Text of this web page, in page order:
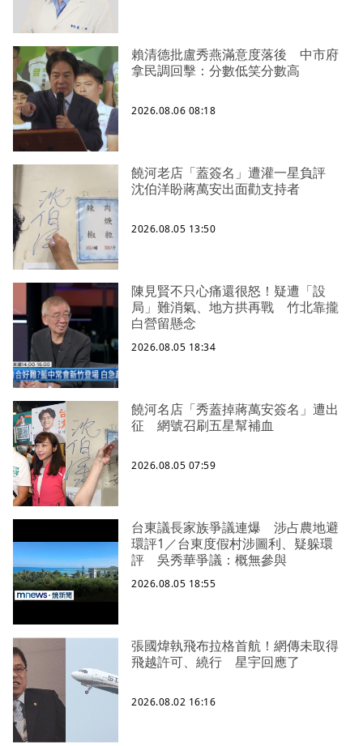
賴清德批盧秀燕滿意度落後 中市府
拿民調回擊：分數低笑分數高
2026.08.06 08:18
饒河老店「蓋簽名」遭灌一星負評
沈伯洋盼蔣萬安出面勸支持者
2026.08.05 13:50
陳見賢不只心痛還很怒！疑遭「設
局」難消氣、地方拱再戰 竹北靠攏
白營留懸念
2026.08.05 18:34
饒河名店「秀蓋掉蔣萬安簽名」遭出
征 網號召刷五星幫補血
2026.08.05 07:59
台東議長家族爭議連爆 涉占農地避
環評1／台東度假村涉圖利、疑躲環
評 吳秀華爭議：概無參與
2026.08.05 18:55
張國煒執飛布拉格首航！網傳未取得
飛越許可、繞行 星宇回應了
2026.08.02 16:16